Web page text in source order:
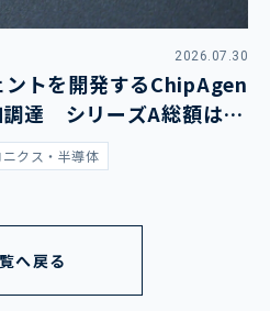
2026.07.30
トを開発するChipAgen
達 シリーズA総額は1
クス・半導体
へ戻る